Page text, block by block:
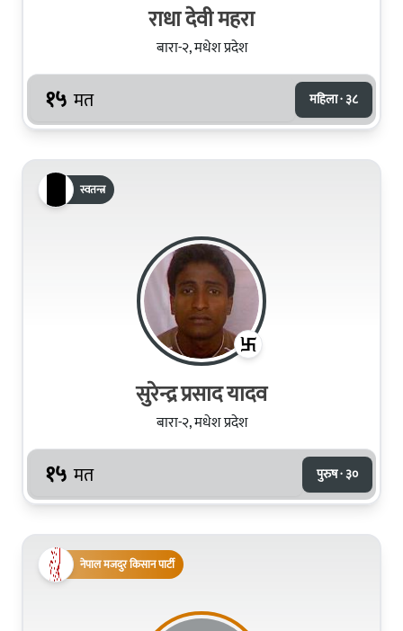
राधा देवी महरा
बारा-२, मधेश प्रदेश
१५ मत महिला · ३८
स्वतन्त्र
सुरेन्द्र प्रसाद यादव
बारा-२, मधेश प्रदेश
१५ मत पुरुष · ३०
नेपाल मजदुर किसान पार्टी